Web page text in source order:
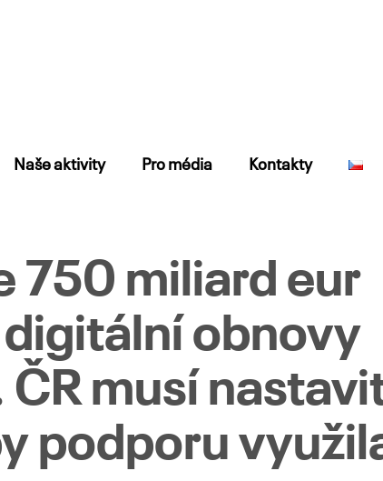
Naše aktivity Pro média Kontakty
750 miliard eur
digitální obnovy
musí
podporu